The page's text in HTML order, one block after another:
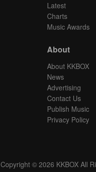
Latest
Charts
Music Awards
About
About KKBOX
News
Advertising
Contact Us
Publish Music
Privacy Policy
Copyright © 2026 KKBOX All